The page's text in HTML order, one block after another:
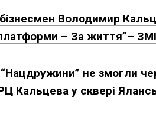
Володимир
– За життя”– ЗМІ
не змогли
Кальцева у сквері